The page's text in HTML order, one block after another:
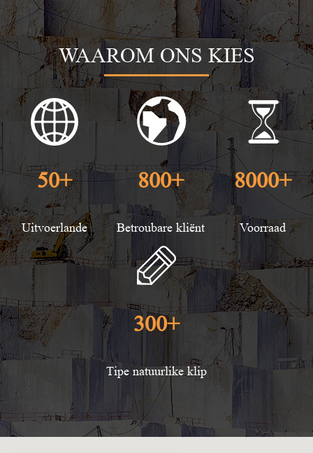
WAAROM ONS KIES
50+
Uitvoerlande
800+
Betroubare kliënt
8000+
Voorraad
300+
Tipe natuurlike klip